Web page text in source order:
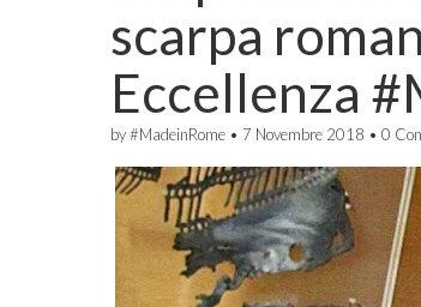
scarpa
Eccellenza
by#MadeinRome • 7 Novembre 2018 • 0